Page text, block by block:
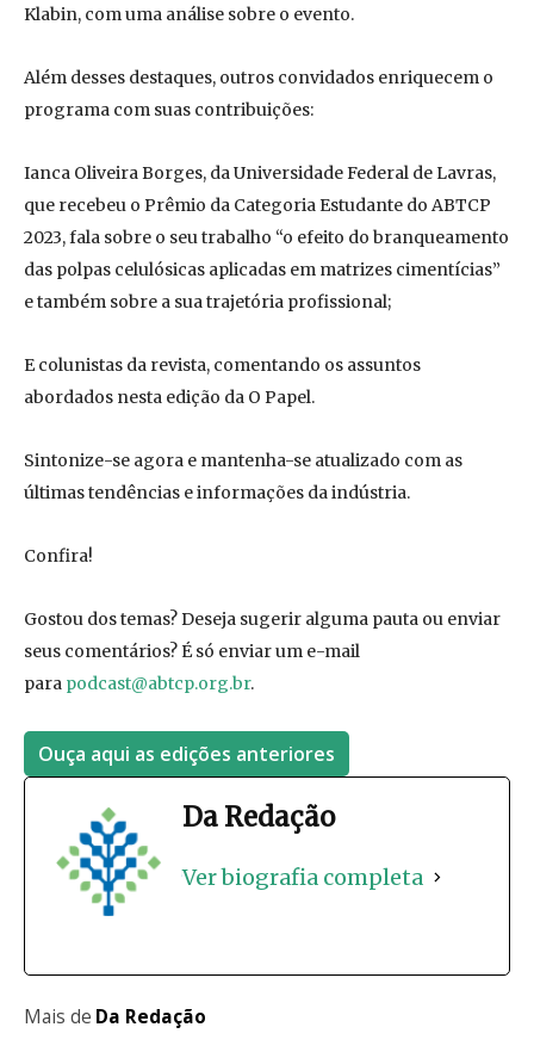
Klabin, com uma análise sobre o evento.
Além desses destaques, outros convidados enriquecem o
programa com suas contribuições:
Ianca Oliveira Borges, da Universidade Federal de Lavras,
que recebeu o Prêmio da Categoria Estudante do ABTCP
2023, fala sobre o seu trabalho “o efeito do branqueamento
das polpas celulósicas aplicadas em matrizes cimentícias”
e também sobre a sua trajetória profissional;
E colunistas da revista, comentando os assuntos
abordados nesta edição da O Papel.
Sintonize-se agora e mantenha-se atualizado com as
últimas tendências e informações da indústria.
Confira!
Gostou dos temas? Deseja sugerir alguma pauta ou enviar
seus comentários? É só enviar um e-mail
para podcast@abtcp.org.br.
Ouça aqui as edições anteriores
Da Redação
Ver biografia completa
Mais de Da Redação